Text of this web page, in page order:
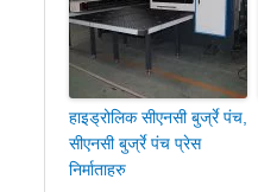
हाइड्रोलिक सीएनसी बुर्ज्रे पंच,
सीएनसी बुर्ज्रे पंच प्रेस
निर्माताहरु